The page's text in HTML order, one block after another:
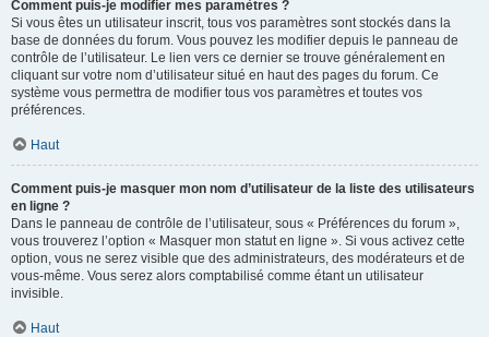
Comment puis-je modifier mes paramètres ?
Si vous êtes un utilisateur inscrit, tous vos paramètres sont stockés dans la
base de données du forum. Vous pouvez les modifier depuis le panneau de
contrôle de l’utilisateur. Le lien vers ce dernier se trouve généralement en
cliquant sur votre nom d’utilisateur situé en haut des pages du forum. Ce
système vous permettra de modifier tous vos paramètres et toutes vos
préférences.
Haut
Comment puis-je masquer mon nom d’utilisateur de la liste des utilisateurs
en ligne ?
Dans le panneau de contrôle de l’utilisateur, sous « Préférences du forum »,
vous trouverez l’option « Masquer mon statut en ligne ». Si vous activez cette
option, vous ne serez visible que des administrateurs, des modérateurs et de
vous-même. Vous serez alors comptabilisé comme étant un utilisateur
invisible.
Haut